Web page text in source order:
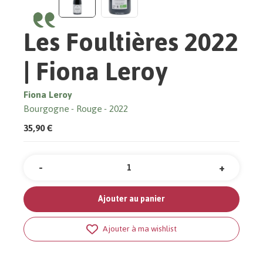
Les Foultières 2022
| Fiona Leroy
Fiona Leroy
Bourgogne Rouge 2022
35,90 €
Quantité +
-
Ajouter au panier
Ajouter à ma wishlist